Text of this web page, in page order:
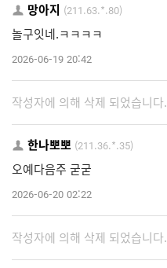
망아지 (211.63.*.80)
놀구잇네.ㅋㅋㅋㅋ
2026-06-19 20:42
작성자에 의해 삭제 되었습니다.
한나뽀뽀 (211.36.*.35)
오예다음주 굳굳
2026-06-20 02:22
작성자에 의해 삭제 되었습니다.